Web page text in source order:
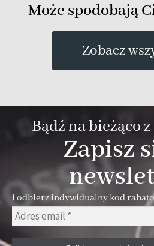
Może spodobają
Zobacz
Bądź na bieżąco
Zapisz
i odbierz indywidualny kod